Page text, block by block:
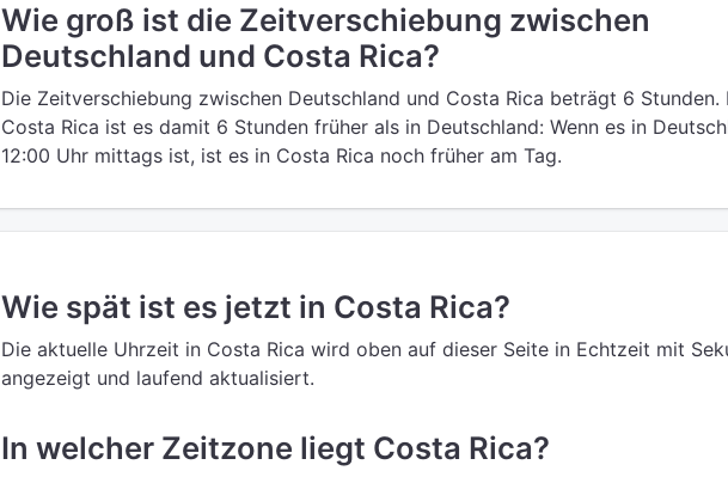
Wie groß ist die Zeitverschiebung zwischen
Deutschland und Costa Rica?
Die Zeitverschiebung zwischen Deutschland und Costa Rica beträgt 6 Stunden.
Costa Rica ist es damit 6 Stunden früher als in Deutschland: Wenn es in
12:00 Uhr mittags ist, ist es in Costa Rica noch früher am Tag.
Wie spät ist es jetzt in Costa Rica?
Die aktuelle Uhrzeit in Costa Rica wird oben auf dieser Seite in Echtzeit mit
angezeigt und laufend aktualisiert.
In welcher Zeitzone liegt Costa Rica?